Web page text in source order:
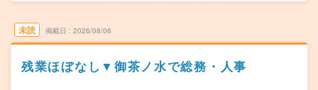
未読 掲載日 2026/08/06
残業ほぼなし▼御茶ノ水で総務・人事